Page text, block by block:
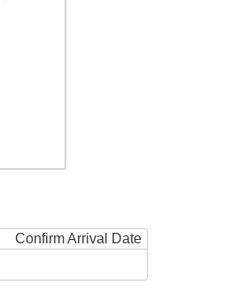
Confirm Arrival Date